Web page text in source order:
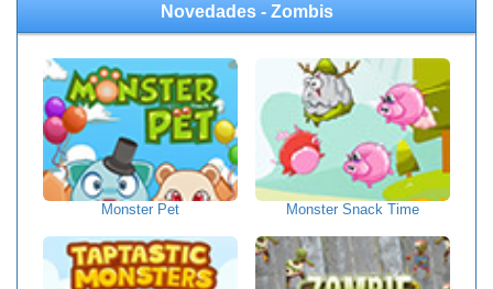
Novedades - Zombis
Monster Pet Monster Snack Time